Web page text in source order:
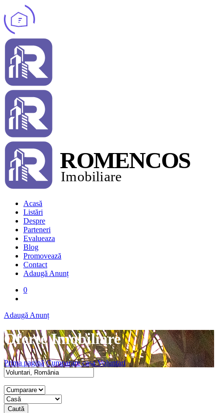
Acasă
Listări
Despre
Parteneri
Evalueaza
Blog
Promovează
Contact
Adaugă Anunț
0
Adaugă Anunț
Oferte Imobiliare
Prima pagină Cumparare casa Voluntari
Caută